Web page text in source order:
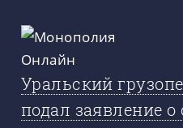
Уральский
подал заявление